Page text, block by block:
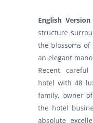
English Version
structure
the blossoms
an elegant
Recent
hotel with 48
family, owner
the hotel
absolute